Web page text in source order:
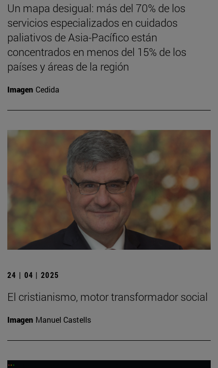
Un mapa desigual: más del 70% de los
servicios especializados en cuidados
paliativos de Asia-Pacífico están
concentrados en menos del 15% de los
países y áreas de la región
Imagen Cedida
24 | 04 | 2025
El cristianismo, motor transformador social
Imagen Manuel Castells